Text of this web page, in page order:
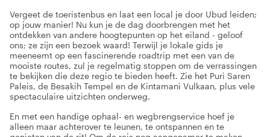
Vergeet de toeristenbus en laat een local je door Ubud leiden;
op jouw manier! Nu kun je de dag doorbrengen met het
ontdekken van andere hoogtepunten op het eiland - geloof
ons; ze zijn een bezoek waard! Terwijl je lokale gids je
meeneemt op een fascinerende roadtrip met een van de
mooiste routes, zul je regelmatig stoppen om de verrassingen
te bekijken die deze regio te bieden heeft. Zie het Puri Saren
Paleis, de Besakih Tempel en de Kintamani Vulkaan, plus vele
spectaculaire uitzichten onderweg.
En met een handige ophaal- en wegbrengservice hoef je
alleen maar achterover te leunen, te ontspannen en te